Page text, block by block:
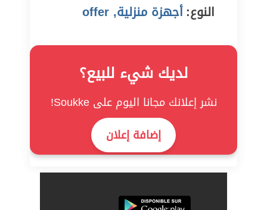
النوع:أجهزة منزلية, offer
لديك شيء للبيع؟
نشر إعلانك مجانا اليوم على Soukke!
إضافة إعلان